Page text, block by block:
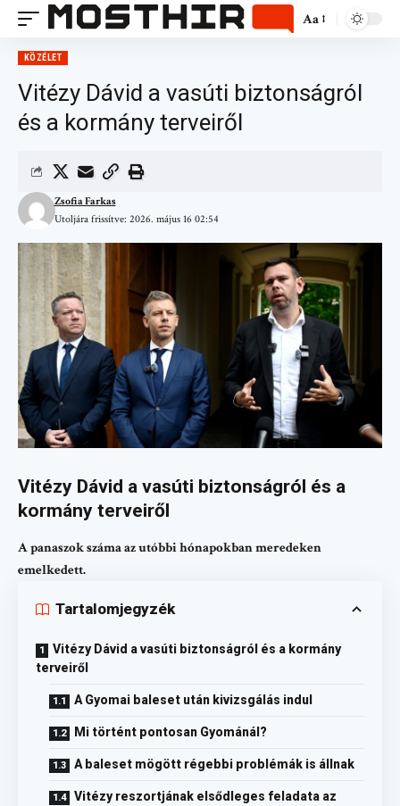
Aa
KÖZÉLET
Vitézy Dávid a vasúti biztonságról
és a kormány terveiről
Utoljára frissítve: 2026. május 16 02:54
Zsofia Farkas
Vitézy Dávid a vasúti biztonságról és a
kormány terveiről
A panaszok száma az utóbbi hónapokban meredeken
emelkedett.
Tartalomjegyzék
Vitézy Dávid a vasúti biztonságról és a kormány
terveiről
A Gyomai baleset után kivizsgálás indul
Mi történt pontosan Gyománál?
A baleset mögött régebbi problémák is állnak
Vitézy reszortjának elsődleges feladata az